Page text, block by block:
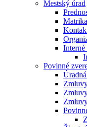
Mestský úrad
Matrika
Povinné